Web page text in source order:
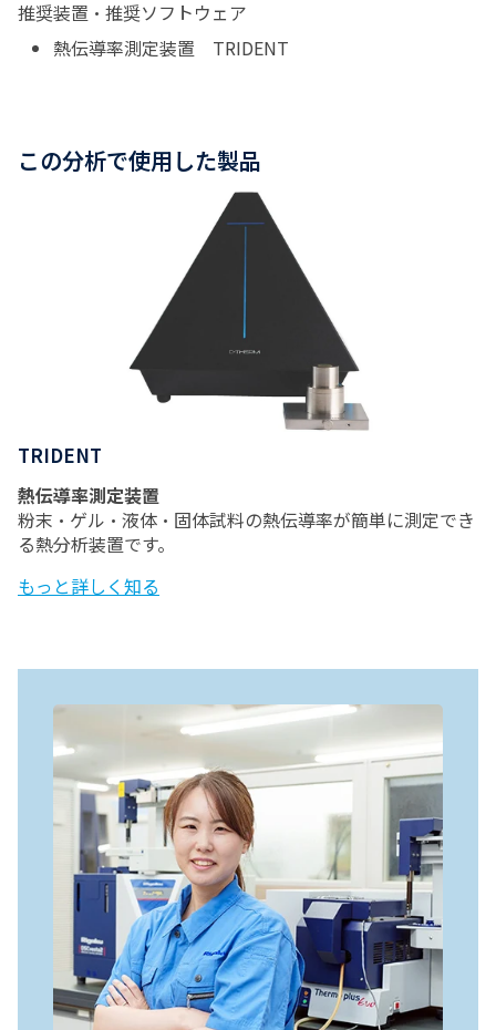
推奨装置・推奨ソフトウェア
熱伝導率測定装置 TRIDENT
この分析で使用した製品
TRIDENT
熱伝導率測定装置
粉末・ゲル・液体・固体試料の熱伝導率が簡単に測定でき
る熱分析装置です。
もっと詳しく知る